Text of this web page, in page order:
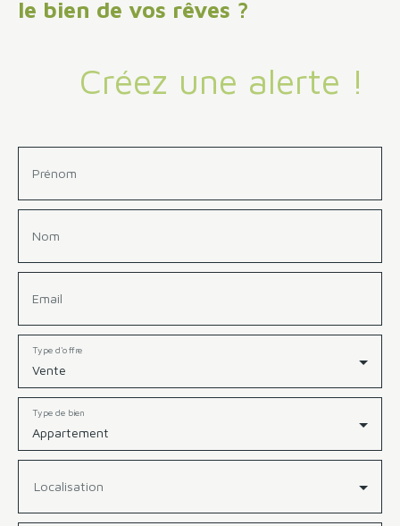
le bien de vos rêves ?
Créez une alerte !
Prénom
Nom
Email
Vente
Type d'offre
Appartement
Type de bien
Localisation